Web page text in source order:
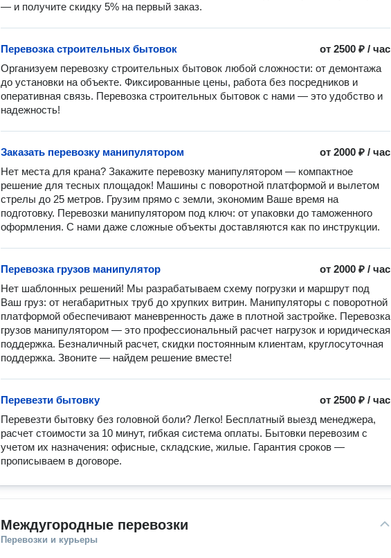
— и получите скидку 5% на первый заказ.
от2500 ₽ /час
Перевозка строительных бытовок
Организуем перевозку строительных бытовок любой сложности: от демонтажа
до установки на объекте. Фиксированные цены, работа без посредников и
оперативная связь. Перевозка строительных бытовок с нами — это удобство и
надежность!
от2000 ₽ /час
Заказать перевозку манипулятором
Нет места для крана? Закажите перевозку манипулятором — компактное
решение для тесных площадок! Машины с поворотной платформой и вылетом
стрелы до 25 метров. Грузим прямо с земли, экономим Ваше время на
подготовку. Перевозки манипулятором под ключ: от упаковки до таможенного
оформления. С нами даже сложные объекты доставляются как по инструкции.
от2000 ₽ /час
Перевозка грузов манипулятор
Нет шаблонных решений! Мы разрабатываем схему погрузки и маршрут под
Ваш груз: от негабаритных труб до хрупких витрин. Манипуляторы с поворотной
платформой обеспечивают маневренность даже в плотной застройке. Перевозка
грузов манипулятором — это профессиональный расчет нагрузок и юридическая
поддержка. Безналичный расчет, скидки постоянным клиентам, круглосуточная
поддержка. Звоните — найдем решение вместе!
от2500 ₽ /час
Перевезти бытовку
Перевезти бытовку без головной боли? Легко! Бесплатный выезд менеджера,
расчет стоимости за 10 минут, гибкая система оплаты. Бытовки перевозим с
учетом их назначения: офисные, складские, жилые. Гарантия сроков —
прописываем в договоре.
Междугородные перевозки
Перевозки и курьеры